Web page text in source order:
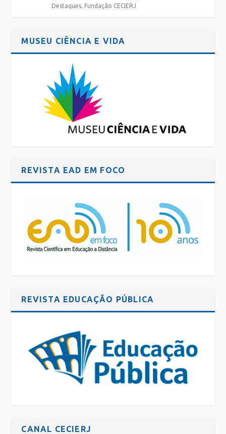
Destaques, Fundação CECIERJ
MUSEU CIÊNCIA E VIDA
REVISTA EAD EM FOCO
REVISTA EDUCAÇÃO PÚBLICA
CANAL CECIERJ